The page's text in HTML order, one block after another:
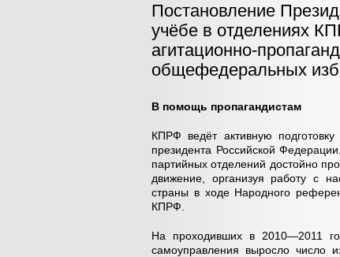
Постановление
учёбе в отделениях
агитационно-
общефедеральных
В помощь пропагандистам
КПРФ ведёт активную
президента Российской
партийных отделений достойно
движение, организуя работу с
страны в ходе Народного
КПРФ.
На проходивших в 2010—2011
самоуправления выросло число